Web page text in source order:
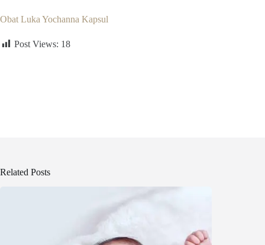
Obat Luka Yochanna Kapsul
Post Views: 18
Related Posts